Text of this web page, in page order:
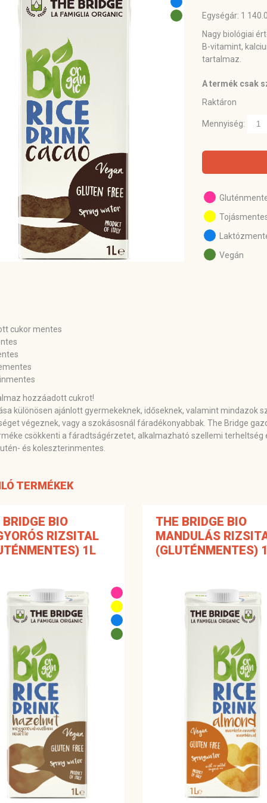
Egységár: 1
Nagy biológiai
B-vitamint,
tartalmaz.
A termék csak
Raktáron
Mennyiség:
Vegán
cukor mentes
hozzáadott cukrot!
különösen ajánlott gyermekeknek, időseknek, valamint mindazok
végeznek, vagy a szokásosnál fáradékonyabbak. The Bridge
csökkenti a fáradtságérzetet, alkalmazható szellemi terheltség
és koleszterinmentes.
TERMÉKEK
BIO
RIZSITAL
1L
THE BRIDGE BIO
MANDULÁS
(GLUTÉNMENTES)